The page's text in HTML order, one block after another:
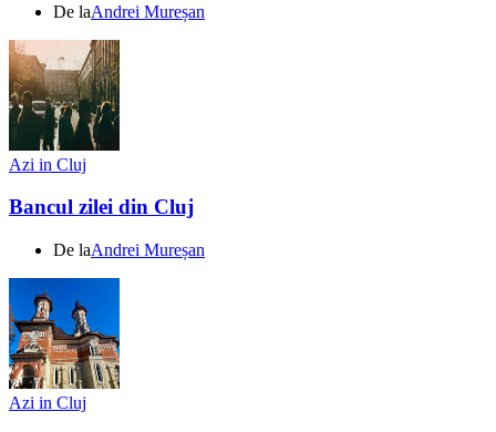
De laAndrei Mureșan
Azi in Cluj
Bancul zilei din Cluj
De laAndrei Mureșan
Azi in Cluj